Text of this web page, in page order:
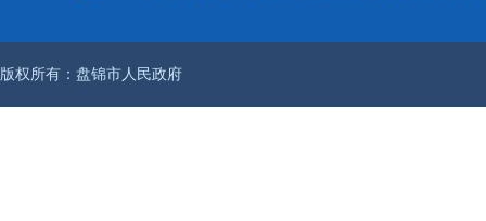
版权所有：盘锦市人民政府